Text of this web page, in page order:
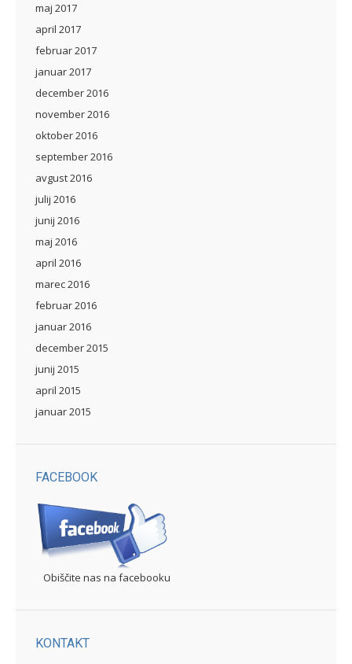
maj 2017
april 2017
februar 2017
januar 2017
december 2016
november 2016
oktober 2016
september 2016
avgust 2016
julij 2016
junij 2016
maj 2016
april 2016
marec 2016
februar 2016
januar 2016
december 2015
junij 2015
april 2015
januar 2015
FACEBOOK
Obiščite nas na facebooku
KONTAKT